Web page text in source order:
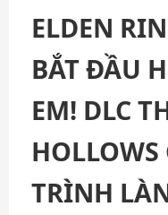
ELDEN
BẮT ĐẦU
EM! DLC
TRÌNH